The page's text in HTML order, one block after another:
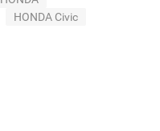
HONDA Civic